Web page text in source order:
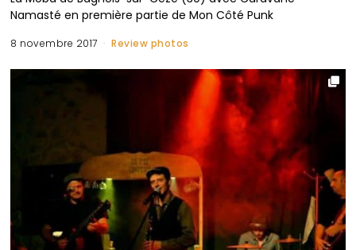
Namasté en première partie de Mon Côté Punk
8 novembre 2017 Review photos